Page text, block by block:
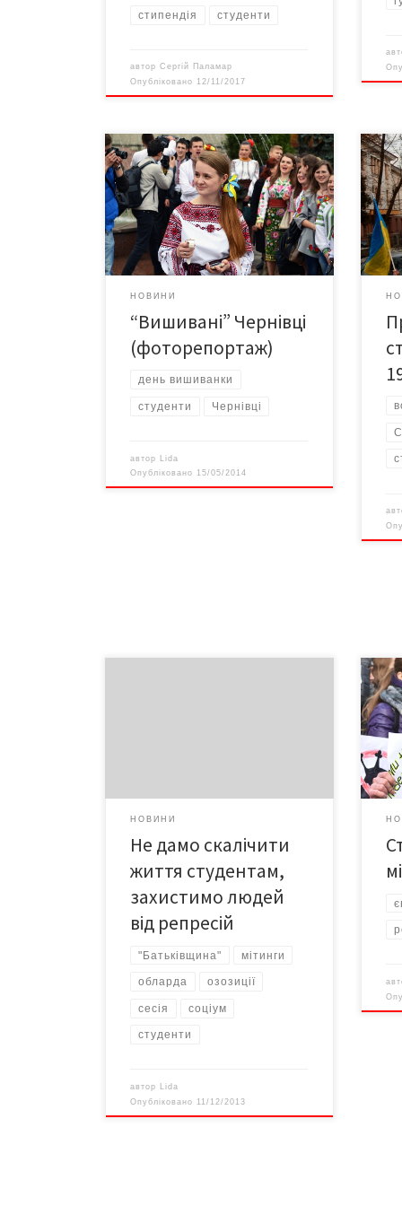
стипендія студенти
авторСергій Паламар
Опубліковано 12/11/2017
Сьогодні у Чернівцях відзначають
День вишиванки. Більше двох
сотень студентів, одягнених у
традиційні українські сорочки,
розгорнули на Центральній площі
міста величезний прапор України
та виконали Державний гімн. Фото
НОВИНИ
“Вишивані” Чернівці
(фоторепортаж)
день вишиванки
студенти Чернівці
автор
Lida
Опубліковано 15/05/2014
"Ми
халепу. Попри те, що лише у
понеділок влада вела перемовини
НОВИНИ
Не дамо скалічити
життя студентам,
захистимо людей
від репресій
"Батьківщина" мітинги
обларда озозиції
сесія соціум
студенти
автор Lida
Опубліковано 11/12/2013
ОДА,